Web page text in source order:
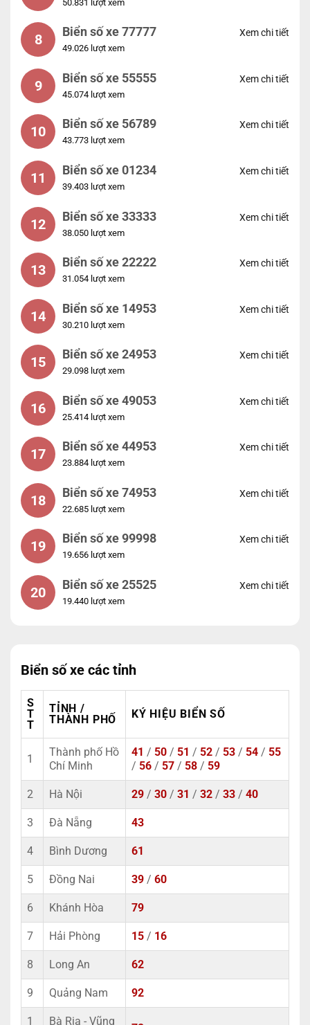
50.831 lượt xem
8 Biển số xe 77777
49.026 lượt xem
Xem chi tiết
9 Biển số xe 55555
45.074 lượt xem
Xem chi tiết
10 Biển số xe 56789
43.773 lượt xem
Xem chi tiết
11 Biển số xe 01234
39.403 lượt xem
Xem chi tiết
12 Biển số xe 33333
38.050 lượt xem
Xem chi tiết
13 Biển số xe 22222
31.054 lượt xem
Xem chi tiết
14 Biển số xe 14953
30.210 lượt xem
Xem chi tiết
15 Biển số xe 24953
29.098 lượt xem
Xem chi tiết
16 Biển số xe 49053
25.414 lượt xem
Xem chi tiết
17 Biển số xe 44953
23.884 lượt xem
Xem chi tiết
18 Biển số xe 74953
22.685 lượt xem
Xem chi tiết
19 Biển số xe 99998
19.656 lượt xem
Xem chi tiết
20 Biển số xe 25525
19.440 lượt xem
Xem chi tiết
Biển số xe các tỉnh
S
T
T
TỈNH /
THÀNH PHỐ
KÝ HIỆU BIỂN SỐ
1
Thành phố Hồ
Chí Minh
41 / 50 / 51 / 52 / 53 / 54 / 55
/ 56 / 57 / 58 / 59
2 Hà Nội 29 / 30 / 31 / 32 / 33 / 40
3 Đà Nẵng 43
4 Bình Dương 61
5 Đồng Nai 39 / 60
6 Khánh Hòa 79
7 Hải Phòng 15 / 16
8 Long An 62
9 Quảng Nam 92
1
Bà Rịa - Vũng